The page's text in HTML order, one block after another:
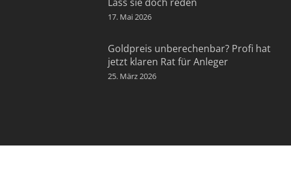
17. Mai 2026
Goldpreis unberechenbar? Profi hat
jetzt klaren Rat für Anleger
25. März 2026